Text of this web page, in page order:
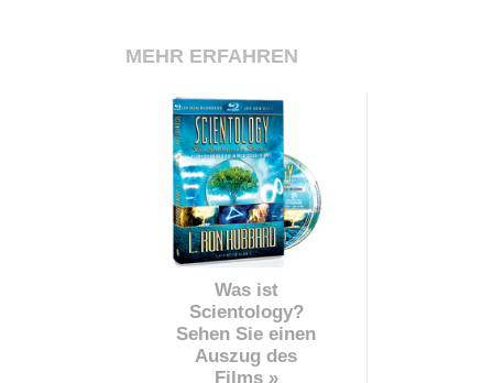
MEHR ERFAHREN
Was ist
Scientology?
Sehen Sie einen
Auszug des
Films »